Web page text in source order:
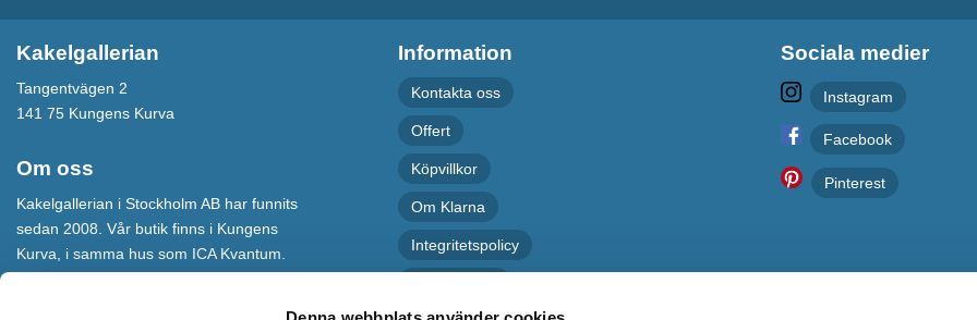
Kakelgallerian
Tangentvägen 2
141 75 Kungens Kurva
Om oss
Kakelgallerian i Stockholm AB har funnits
sedan 2008. Vår butik finns i Kungens
Kurva, i samma hus som ICA Kvantum.
Information
Kontakta oss
Offert
Köpvillkor
Om Klarna
Integritetspolicy
Sociala medier
Instagram
Facebook
Pinterest